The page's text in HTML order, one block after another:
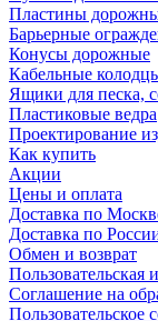
Пластины
Барьерные
Конусы дорожные
Кабельные
Ящики для песка,
Пластиковые ведра
Проектирование
Как купить
Акции
Цены и оплата
Доставка по
Доставка по
Обмен и возврат
Пользовательская
Соглашение на
Пользовательское